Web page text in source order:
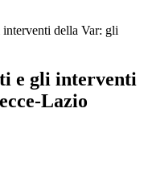
della Var: gli
e gli interventi
Lazio